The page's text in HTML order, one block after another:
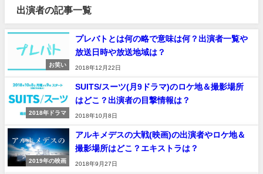
出演者の記事一覧
お笑い
プレバトとは何の略で意味は何？出演者一覧や
放送日時や放送地域は？
2018年12月22日
2018年ドラマ
SUITS/スーツ(月9ドラマ)のロケ地＆撮影場所
はどこ？出演者の目撃情報は？
2018年10月8日
2019年の映画
アルキメデスの大戦(映画)の出演者やロケ地＆
撮影場所はどこ？エキストラは？
2018年9月27日